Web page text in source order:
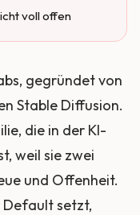
voll offen
gegründet von
Stable Diffusion.
die in der KI-
weil sie zwei
und Offenheit.
setzt,